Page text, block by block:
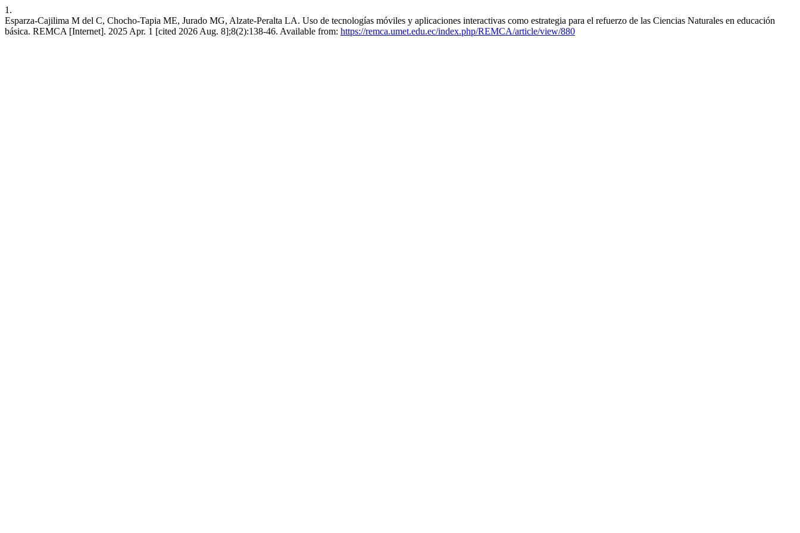
1.
Esparza-Cajilima M del C, Chocho-Tapia ME, Jurado MG, Alzate-Peralta LA. Uso de tecnologías móviles y aplicaciones interactivas como estrategia para el refuerzo de las Ciencias Naturales en educación
básica. REMCA [Internet]. 2025 Apr. 1 [cited 2026 Aug. 8];8(2):138-46. Available from: https://remca.umet.edu.ec/index.php/REMCA/article/view/880